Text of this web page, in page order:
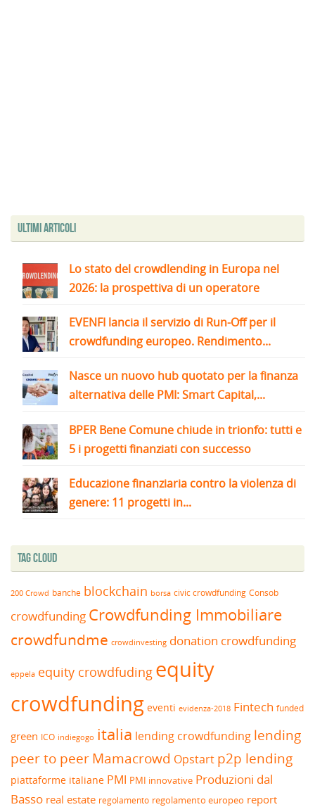
Ultimi articoli
Lo stato del crowdlending in Europa nel
2026: la prospettiva di un operatore
EVENFI lancia il servizio di Run-Off per il
crowdfunding europeo. Rendimento...
Nasce un nuovo hub quotato per la finanza
alternativa delle PMI: Smart Capital,...
BPER Bene Comune chiude in trionfo: tutti e
5 i progetti finanziati con successo
Educazione finanziaria contro la violenza di
genere: 11 progetti in...
Tag Cloud
200 Crowd banche blockchain borsa civic crowdfunding Consob
crowdfunding Crowdfunding Immobiliare
crowdfundme crowdinvesting donation crowdfunding
eppela equity crowdfuding equity
crowdfunding eventi evidenza-2018 Fintech funded
green ICO indiegogo italia lending crowdfunding lending
peer to peerMamacrowd Opstart p2p lending
piattaforme italiane PMI PMI innovative Produzioni dal
Basso real estate regolamento regolamento europeo report